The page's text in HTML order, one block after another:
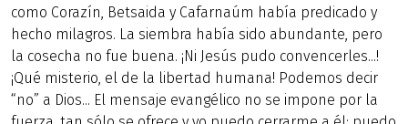
como Corazín, Betsaida y Cafarnaúm había predicado y
hecho milagros. La siembra había sido abundante, pero
la cosecha no fue buena. ¡Ni Jesús pudo convencerles...!
¡Qué misterio, el de la libertad humana! Podemos decir
“no” a Dios... El mensaje evangélico no se impone por la